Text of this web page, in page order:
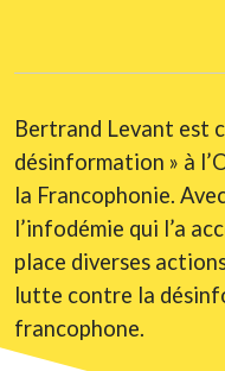
Bertrand Levant est
désinformation » à
la Francophonie.
l’infodémie qui l’a
place diverses
lutte contre la
francophone.